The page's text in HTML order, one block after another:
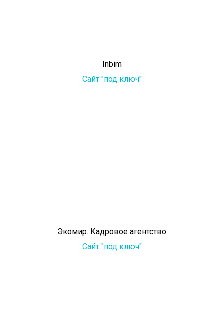
Inbim
Сайт "под ключ"
Экомир. Кадровое агентство
Сайт "под ключ"